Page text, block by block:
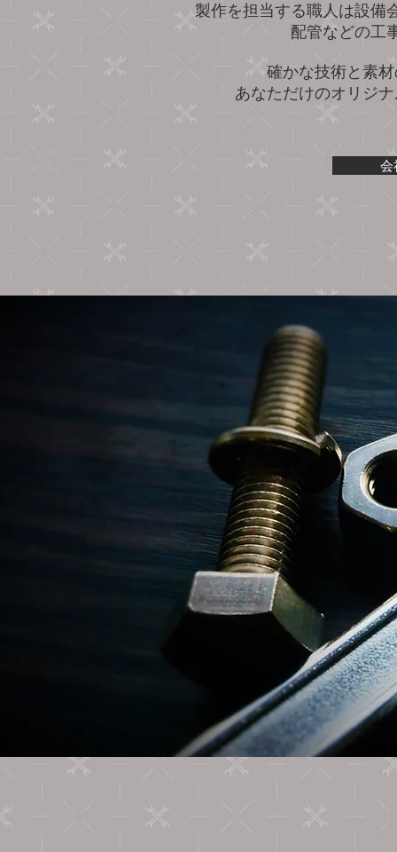
製作を担当する職人は設備
配管などの工
確かな技術と素
あなただけのオリジ
会